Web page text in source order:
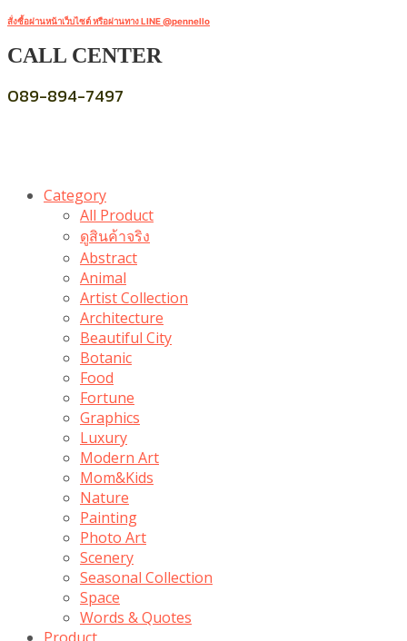
สั่งซื้อผ่านหน้าเว็บไซต์ หรือผ่านทาง LINE @pennello
CALL CENTER
089-894-7497
Category
All Product
ดูสินค้าจริง
Abstract
Animal
Artist Collection
Architecture
Beautiful City
Botanic
Food
Fortune
Graphics
Luxury
Modern Art
Mom&Kids
Nature
Painting
Photo Art
Scenery
Seasonal Collection
Space
Words & Quotes
Product